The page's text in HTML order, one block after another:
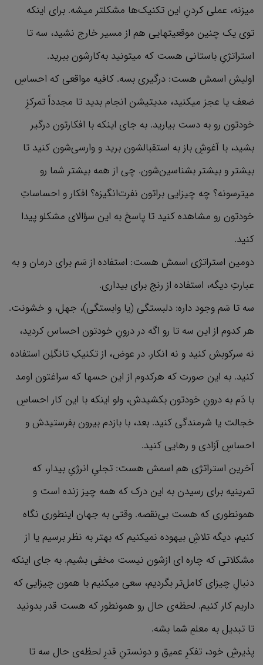
میزنه، عملی کردنِ این تکنیک‌ها مشکلتر میشه. برای اینکه
توی یک چنین موقعیتهایی هم از مسیر خارج نشید، سه تا
استراتژیِ باستانی هست که میتونید به‌کارشون ببرید.
اولیش اسمش هست: درگیری بسه. کافیه مواقعی که احساسِ
ضعف یا عجز میکنید، مدیتیشن انجام بدید تا مجدداً تمرکزِ
خودتون رو به دست بیارید. به جای اینکه با افکارتون درگیر
بشید، با آغوشِ‌ باز به استقبالشون برید و وارسی‌شون کنید تا
بیشتر و بیشتر بشناسین‌شون. چی از همه بیشتر شما رو
میترسونه؟ چه چیزایی براتون نفرت‌انگیزه؟ افکار و احساساتِ
خودتون رو مشاهده کنید تا پاسخ به این سؤالای مشکلو پیدا
کنید.
دومین استراتژی اسمش هست: استفاده از سَم برای درمان و به
عبارتِ دیگه، استفاده از رنج برای بیداری.
سه تا سَم وجود داره: دلبستگی (یا وابستگی)، جهل، و خشونت.
هر کدوم از این سه تا رو اگه در درونِ خودتون احساس کردید،
نه سرکوبش کنید و نه انکار. در عوض، از تکنیکِ تانگلِن استفاده
کنید. به این صورت که هرکدوم از این حسها که سراغتون اومد
با دَم به درونِ خودتون بکشیدش، ولو اینکه با این کار احساسِ
خجالت یا شرمندگی کنید. بعد، با بازدم بیرون بفرستیدش و
احساسِ آزادی و رهایی کنید.
آخرین استراتژی هم اسمش هست:‌ تجلیِ انرژیِ بیدار، که
تمرینیه برای رسیدن به این درک که همه چیز زنده است و
همونطوری که هست بی‌نقصه. وقتی به جهان اینطوری نگاه
کنیم، دیگه تلاشِ بیهوده نمیکنیم که بهتر به نظر برسیم یا از
مشکلاتی که چاره ای ازشون نیست مخفی بشیم. به جای اینکه
دنبالِ چیزای کامل‌تر بگردیم، سعی میکنیم با همون چیزایی که
داریم کار کنیم. لحظه‌ی حال رو همونطور که هست قدر بدونید
تا تبدیل به معلمِ شما بشه.
پذیرشِ خود، تفکرِ عمیق و دونستنِ قدرِ لحظه‌ی حال سه تا